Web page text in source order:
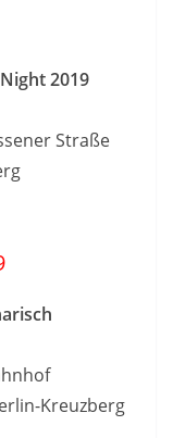
2019
Straße
Kreuzberg